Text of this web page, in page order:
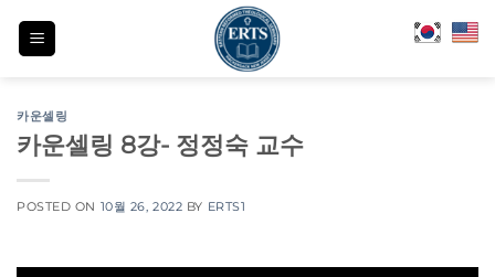
카운셀링
카운셀링 8강- 정정숙 교수
POSTED ON 10월 26, 2022 BY ERTS1